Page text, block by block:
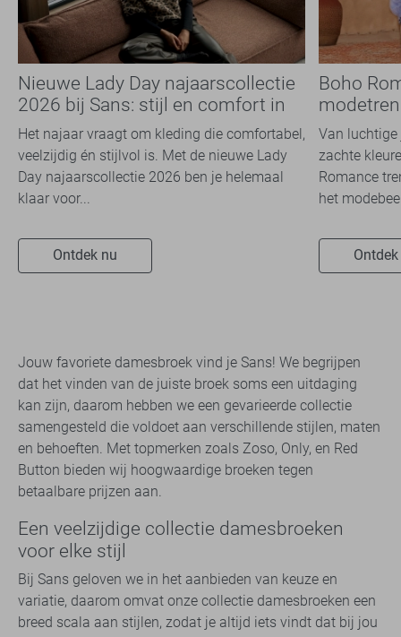
Nieuwe Lady Day najaarscollectie
2026 bij Sans: stijl en comfort in
travelkwaliteit
Het najaar vraagt om kleding die comfortabel,
veelzijdig én stijlvol is. Met de nieuwe Lady
Day najaarscollectie 2026 ben je helemaal
klaar voor...
Ontdek nu
Boho
overal
Van luchtige
zachte
Romance
het
Jouw favoriete damesbroek vind je Sans! We begrijpen
dat het vinden van de juiste broek soms een uitdaging
kan zijn, daarom hebben we een gevarieerde collectie
samengesteld die voldoet aan verschillende stijlen, maten
en behoeften. Met topmerken zoals Zoso, Only, en Red
Button bieden wij hoogwaardige broeken tegen
betaalbare prijzen aan.
Een veelzijdige collectie damesbroeken
voor elke stijl
Bij Sans geloven we in het aanbieden van keuze en
variatie, daarom omvat onze collectie damesbroeken een
breed scala aan stijlen, zodat je altijd iets vindt dat bij jou